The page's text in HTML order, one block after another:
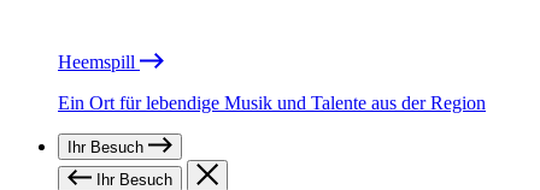
Heemspill
Ein Ort für lebendige Musik und Talente aus der Region
Ihr Besuch
Ihr Besuch